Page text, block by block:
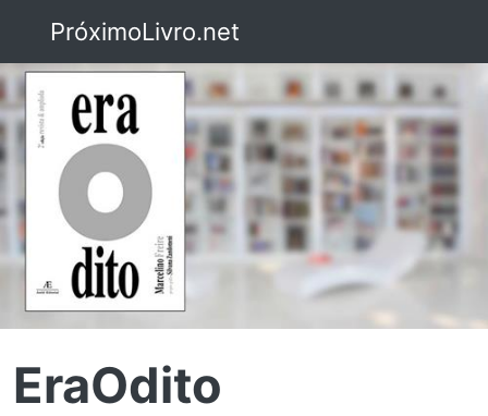
PróximoLivro.net
EraOdito